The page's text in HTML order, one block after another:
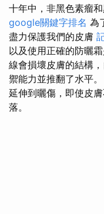
十年中，非黑色素瘤
google關鍵字排名 為
盡力保護我們的皮膚
以及使用正確的防曬霜
線會損壞皮膚的結構
禦能力並推翻了水平。
延伸到曬傷，即使皮
落。